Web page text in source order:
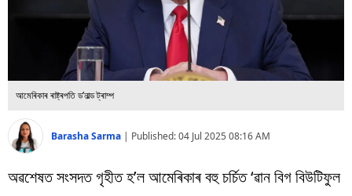
প্ৰযুক্তি
আমেৰিকাৰ ৰাষ্ট্ৰপতি ড’নাল্ড ট্ৰাম্প
Barasha Sarma | Published:04 Jul 2025 08:16 AM
অৱশেষত সংসদত গৃহীত হ’ল আমেৰিকাৰ বহু চৰ্চিত ‘ৱান বিগ বিউটিফুল